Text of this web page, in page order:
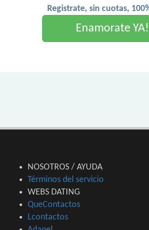
Registrate, sin cuotas,
Enamorate YA!
NOSOTROS / AYUDA
Términos del servicio
WEBS DATING
QueContactos
Lcontactos